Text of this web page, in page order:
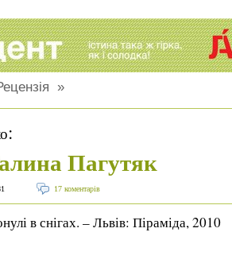
»
:
Пагутяк
17 коментарів
в снігах. – Львів: Піраміда, 2010